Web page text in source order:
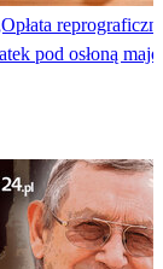
pod osłoną